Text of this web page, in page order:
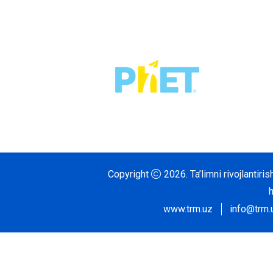
Copyright 2026. Ta’limni
www.trm.uz